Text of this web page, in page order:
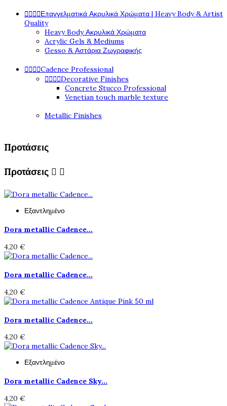
Επαγγελματικά Ακρυλικά Χρώματα | Heavy Body & Artist
Quality
Heavy Body Ακρυλικά Χρώματα
Acrylic Gels & Mediums
Gesso & Αστάρια Ζωγραφικής
Cadence Professional
Decorative Finishes
Concrete Stucco Professional
Venetian touch marble texture
Metallic Finishes
Προτάσεις
Προτάσεις  
Εξαντλημένο
Dora metallic Cadence...
4,20 €
Dora metallic Cadence...
4,20 €
Dora metallic Cadence...
4,20 €
Εξαντλημένο
Dora metallic Cadence Sky...
4,20 €